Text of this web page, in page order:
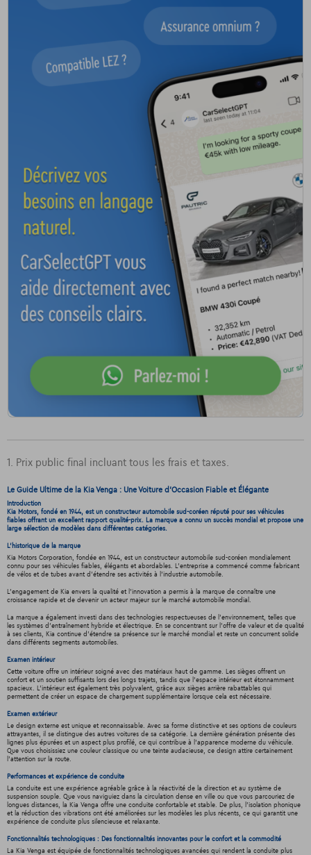
1. Prix public final incluant tous les frais et taxes.
Le Guide Ultime de la Kia Venga : Une Voiture d'Occasion Fiable et Élégante
Introduction
Kia Motors, fondé en 1944, est un constructeur automobile sud-coréen réputé pour ses véhicules
fiables offrant un excellent rapport qualité-prix. La marque a connu un succès mondial et propose une
large sélection de modèles dans différentes catégories.
L'historique de la marque
Kia Motors Corporation, fondée en 1944, est un constructeur automobile sud-coréen mondialement
connu pour ses véhicules fiables, élégants et abordables. L'entreprise a commencé comme fabricant
de vélos et de tubes avant d'étendre ses activités à l'industrie automobile.
L'engagement de Kia envers la qualité et l'innovation a permis à la marque de connaître une
croissance rapide et de devenir un acteur majeur sur le marché automobile mondial.
La marque a également investi dans des technologies respectueuses de l'environnement, telles que
les systèmes d'entraînement hybride et électrique. En se concentrant sur l'offre de valeur et de qualité
à ses clients, Kia continue d'étendre sa présence sur le marché mondial et reste un concurrent solide
dans différents segments automobiles.
Examen intérieur
Cette voiture offre un intérieur soigné avec des matériaux haut de gamme. Les sièges offrent un
confort et un soutien suffisants lors des longs trajets, tandis que l'espace intérieur est étonnamment
spacieux. L'intérieur est également très polyvalent, grâce aux sièges arrière rabattables qui
permettent de créer un espace de chargement supplémentaire lorsque cela est nécessaire.
Examen extérieur
Le design externe est unique et reconnaissable. Avec sa forme distinctive et ses options de couleurs
attrayantes, il se distingue des autres voitures de sa catégorie. La dernière génération présente des
lignes plus épurées et un aspect plus profilé, ce qui contribue à l'apparence moderne du véhicule.
Que vous choisissiez une couleur classique ou une teinte audacieuse, ce design attire certainement
l'attention sur la route.
Performances et expérience de conduite
La conduite est une expérience agréable grâce à la réactivité de la direction et au système de
suspension souple. Que vous naviguiez dans la circulation dense en ville ou que vous parcouriez de
longues distances, la Kia Venga offre une conduite confortable et stable. De plus, l'isolation phonique
et la réduction des vibrations ont été améliorées sur les modèles les plus récents, ce qui garantit une
expérience de conduite plus silencieuse et relaxante.
Fonctionnalités technologiques : Des fonctionnalités innovantes pour le confort et la commodité
La Kia Venga est équipée de fonctionnalités technologiques avancées qui rendent la conduite plus